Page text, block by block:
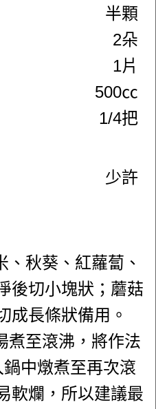
半顆
2朵
1片
500㏄
1/4把
少許
、秋葵、紅蘿蔔、
後切小塊狀；蘑菇
成長條狀備用。
煮至滾沸，將作法
中燉煮至再次滾
軟爛，所以建議最